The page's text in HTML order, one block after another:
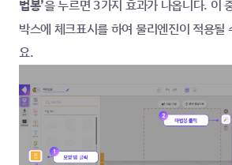
법봉’을 누르면 3가지 효과가 나옵니다. 이
박스에 체크표시를 하여 물리엔진이 적용될
요.